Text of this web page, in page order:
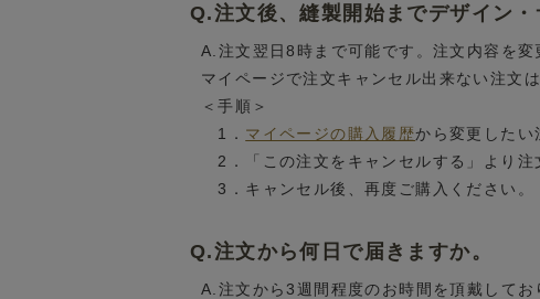
Q.注文後、縫製開始までデザイン・
A.注文翌日8時まで可能です。注文内容を
マイページで注文キャンセル出来ない注文
＜手順＞
1． マイページの購入履歴から変更したい
2．「この注文をキャンセルする」より注
3．キャンセル後、再度ご購入ください。
Q.注文から何日で届きますか。
A.注文から3週間程度のお時間を頂戴してお